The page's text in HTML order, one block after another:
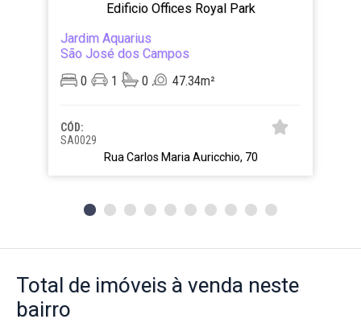
Edificio Offices Royal Park
Jardim Aquarius
São José dos Campos
0
1 0 47.34m²
CÓD:
SA0029
Rua Carlos Maria Auricchio, 70
Total de imóveis à venda neste
bairro